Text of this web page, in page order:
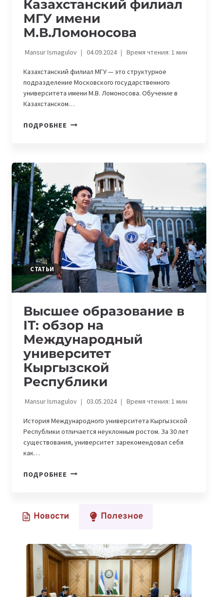
Казахстанский филиал
МГУ имени
М.В.Ломоносова
Mansur Ismagulov 04.09.2024 Время чтения: 1мин
Казахстанский филиал МГУ — это структурное
подразделение Московского государственного
университета имени М.В. Ломоносова. Обучение в
Казахстанском…
ПОДРОБНЕЕ ВЫСШЕЕ
КАЗАХСТАНСКИЙ
ФИЛИАЛ
МГУ
ИМЕНИ
М.В.ЛОМОНОСОВА
СТАТЬИ
Высшее образование в
IT: обзор на
Международный
университет
Кыргызской
Республики
Mansur Ismagulov 03.05.2024 Время чтения: 1мин
История Международного университета Кыргызской
Республики отличается неуклонным ростом. За 30 лет
существования, университет зарекомендовал себя
как…
ПОДРОБНЕЕ ВЫСШЕЕ
ОБЗОР
УНИВЕРСИТЕТ
КЫРГЫЗСКОЙ
РЕСПУБЛИКИ
Новости Полезное